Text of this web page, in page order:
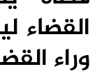
القضاء
وراء